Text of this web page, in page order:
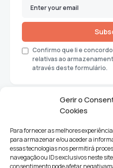
Gerir o
Cookies
Para fornecer as melhores
para armazenar e/ou aceder a
essas tecnologias nos permitirá
navegação ou IDs exclusivos neste
consentimento pode afetar
Confirmo que li e
relativas ao
através deste formulário.